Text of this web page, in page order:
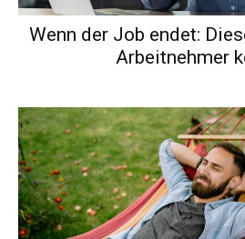
Wenn der Job endet:
Arbeitnehmer